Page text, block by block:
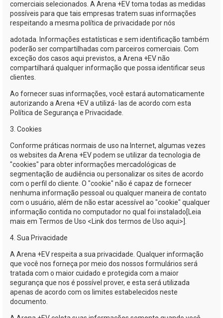
comerciais selecionados. A Arena +EVtoma todas as medidas
possíveis para que tais empresas tratem suas informações
respeitando a mesma política de privacidade por nós
adotada. Informações estatísticas e sem identificação também
poderão ser compartilhadas com parceiros comerciais. Com
exceção dos casos aqui previstos, a Arena +EVnão
compartilhará qualquer informação que possa identificar seus
clientes.
Ao fornecer suas informações, você estará automaticamente
autorizando a Arena +EVa utilizá- las de acordo com esta
Política de Segurança e Privacidade.
3. Cookies
Conforme práticas normais de uso na Internet, algumas vezes
os websites da Arena +EVpodem se utilizar da tecnologia de
"cookies" para obter informações mercadológicas de
segmentação de audiência ou personalizar os sites de acordo
com o perfil do cliente. O "cookie" não é capaz de fornecer
nenhuma informação pessoal ou qualquer maneira de contato
com o usuário, além de não estar acessível ao "cookie" qualquer
informação contida no computador no qual foi instalado[Leia
mais em Termos de Uso <Link dos termos de Uso aqui>].
4. Sua Privacidade
A Arena +EVrespeita a sua privacidade. Qualquer informação
que você nos forneça por meio dos nossos formulários será
tratada com o maior cuidado e protegida com a maior
segurança que nos é possível prover, e esta será utilizada
apenas de acordo com os limites estabelecidos neste
documento.